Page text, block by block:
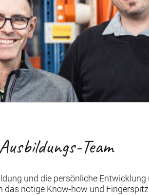
Team
und die persönliche Entwicklung
nötige Know-how und